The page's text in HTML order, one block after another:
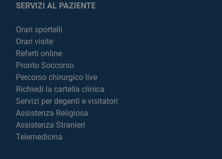
SERVIZI AL PAZIENTE
Orari sportelli
Orari visite
Referti online
Pronto Soccorso
Percorso chirurgico live
Richiedi la cartella clinica
Servizi per degenti e visitatori
Assistenza Religiosa
Assistenza Stranieri
Telemedicina